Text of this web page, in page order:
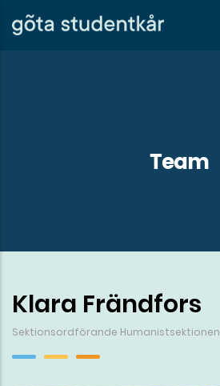
Hoppa
till
Team
Klara Frändfors
Sektionsordförande Humanistsektionen